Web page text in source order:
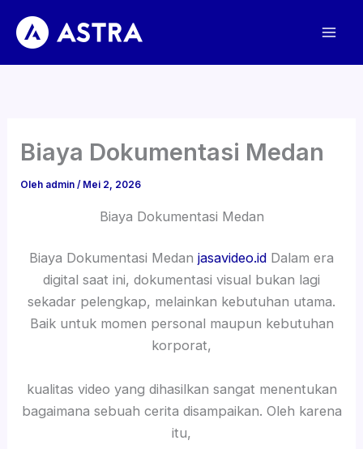
konten
Biaya Dokumentasi Medan
Oleh admin/ Mei 2, 2026
Biaya Dokumentasi Medan
Biaya Dokumentasi Medan jasavideo.id Dalam era
digital saat ini, dokumentasi visual bukan lagi
sekadar pelengkap, melainkan kebutuhan utama.
Baik untuk momen personal maupun kebutuhan
korporat,
kualitas video yang dihasilkan sangat menentukan
bagaimana sebuah cerita disampaikan. Oleh karena
itu,